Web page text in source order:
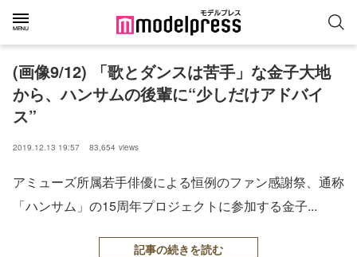
(画像9/12) 「歌とダンスは苦手」な金子大地
から、ハンサムの後輩に“少しだけアドバイ
ス”
2019.12.13 19:57 83,654 views
アミューズ所属若手俳優による恒例のファン感謝祭、通称
「ハンサム」の15周年プロジェクトに参加する金子...
記事の続きを読む